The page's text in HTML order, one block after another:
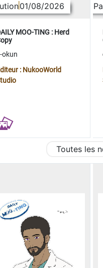
01/08/2026
MOO-TING : Herd
okun
: NukooWorld
Toutes les